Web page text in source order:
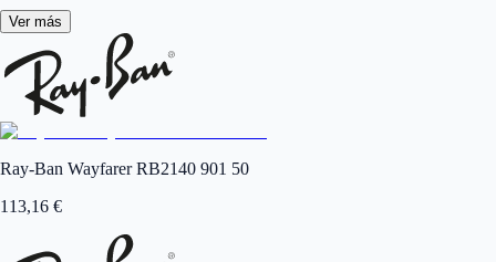
Ver más
Ray-Ban Wayfarer RB2140 901 50
113,16 €